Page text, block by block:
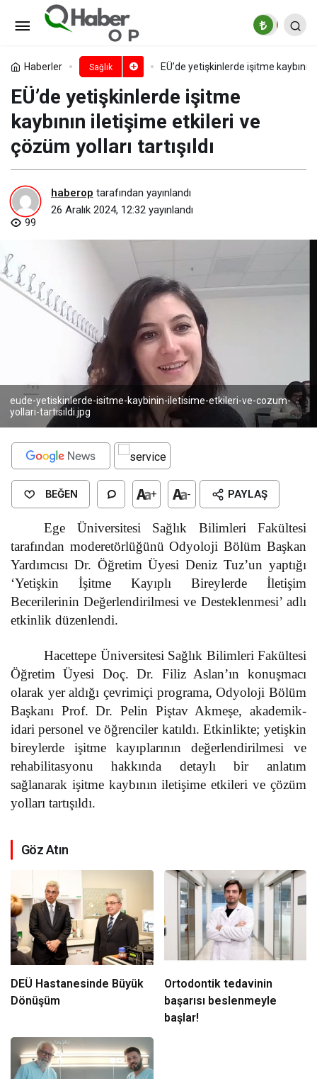
Haberler Sağlık EÜ’de yetişkinlerde işitme
EÜ’de yetişkinlerde işitme
kaybının iletişime etkileri ve
çözüm yolları tartışıldı
haberop tarafından yayınlandı
26 Aralık 2024, 12:32 yayınlandı
99
eude-yetiskinlerde-isitme-kaybinin-iletisime-etkileri-ve-cozum-
yollari-tartisildi.jpg
BEĞEN + - PAYLAŞ
Ege Üniversitesi Sağlık Bilimleri Fakültesi
tarafından moderetörlüğünü Odyoloji Bölüm Başkan
Yardımcısı Dr. Öğretim Üyesi Deniz Tuz’un yaptığı
‘Yetişkin İşitme Kayıplı Bireylerde İletişim
Becerilerinin Değerlendirilmesi ve Desteklenmesi’ adlı
etkinlik düzenlendi.
Hacettepe Üniversitesi Sağlık Bilimleri Fakültesi
Öğretim Üyesi Doç. Dr. Filiz Aslan’ın konuşmacı
olarak yer aldığı çevrimiçi programa, Odyoloji Bölüm
Başkanı Prof. Dr. Pelin Piştav Akmeşe, akademik-
idari personel ve öğrenciler katıldı. Etkinlikte; yetişkin
bireylerde işitme kayıplarının değerlendirilmesi ve
rehabilitasyonu hakkında detaylı bir anlatım
sağlanarak işitme kaybının iletişime etkileri ve çözüm
yolları tartışıldı.
Göz Atın
DEÜ Hastanesinde Büyük
Dönüşüm
Ortodontik tedavinin
başarısı beslenmeyle
başlar!
Cıva salınımı, dolguların zarar
görmesi ya da aşınmasıyla artabilir!
Amalgam dolgular değiştirilirken dikkat
edilmeli!
Yorum Yap